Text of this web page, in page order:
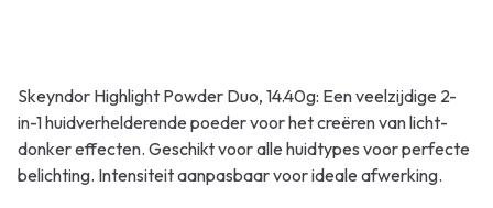
Skeyndor Highlight Powder Duo, 14.40g: Een veelzijdige 2-
in-1 huidverhelderende poeder voor het creëren van licht-
donker effecten. Geschikt voor alle huidtypes voor perfecte
belichting. Intensiteit aanpasbaar voor ideale afwerking.